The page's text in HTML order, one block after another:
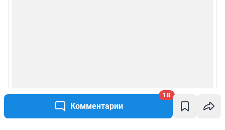
Комментарии
18